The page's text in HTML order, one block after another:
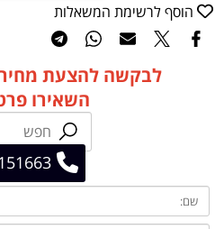
הוסף לרשימת המשאלות
לבקשה להצעת
השאירו